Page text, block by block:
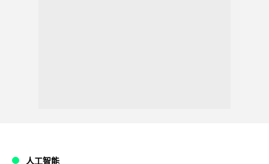
人工智能